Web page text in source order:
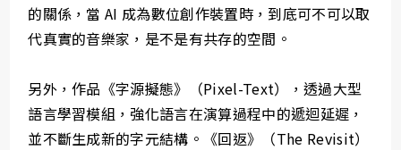
的關係，當 AI 成為數位創作裝置時，到底可不可以取
代真實的音樂家，是不是有共存的空間。
另外，作品《字源擬態》（Pixel-Text），透過大型
語言學習模組，強化語言在演算過程中的遞迴延遲，
並不斷生成新的字元結構。《回返》（The Revisit）